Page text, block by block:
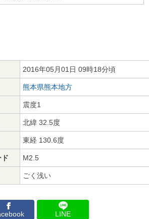
2016年05月01日 09時18分頃
熊本県熊本地方
震度1
北緯 32.5度
東経 130.6度
M2.5
ごく浅い
LINE